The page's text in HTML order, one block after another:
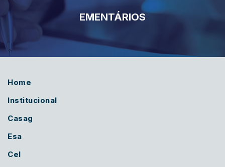
EMENTÁRIOS
Home
Institucional
Casag
Esa
Cel